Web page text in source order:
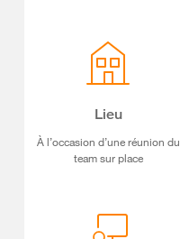
Lieu
À l’occasion d’une réunion du
team sur place